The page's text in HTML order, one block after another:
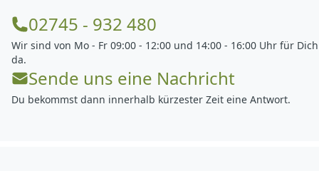
02745 - 932 480
Wir sind von Mo - Fr 09:00 - 12:00 und 14:00 - 16:00 Uhr für Dich
da.
Sende uns eine Nachricht
Du bekommst dann innerhalb kürzester Zeit eine Antwort.